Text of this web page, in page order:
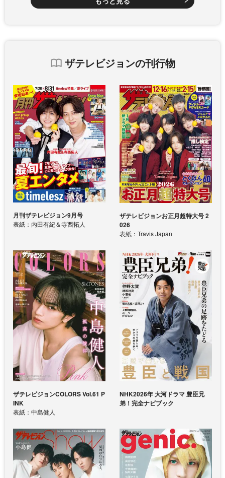
ザテレビジョンの刊行物
月刊ザテレビジョン9月号
表紙：内田有紀＆寺西拓人
ザテレビジョンお正月超特大号 2
026
表紙：Travis Japan
ザテレビジョンCOLORS Vol.61 P
INK
表紙：中島健人
NHK2026年 大河ドラマ 豊臣兄
弟！完全ナビブック